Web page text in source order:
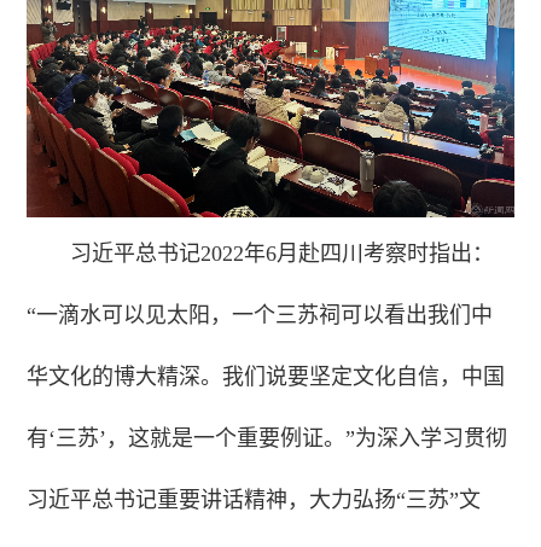
习近平总书记2022年6月赴四川考察时指出：
“一滴水可以见太阳，一个三苏祠可以看出我们中
华文化的博大精深。我们说要坚定文化自信，中国
有‘三苏’，这就是一个重要例证。”为深入学习贯彻
习近平总书记重要讲话精神，大力弘扬“三苏”文